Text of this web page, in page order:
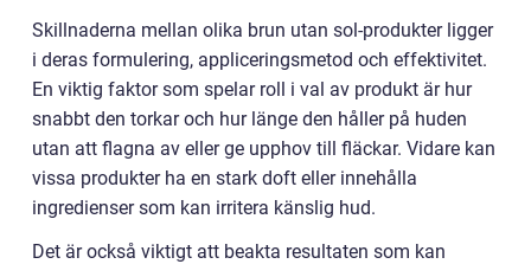
Skillnaderna mellan olika brun utan sol-produkter ligger
i deras formulering, appliceringsmetod och effektivitet.
En viktig faktor som spelar roll i val av produkt är hur
snabbt den torkar och hur länge den håller på huden
utan att flagna av eller ge upphov till fläckar. Vidare kan
vissa produkter ha en stark doft eller innehålla
ingredienser som kan irritera känslig hud.
Det är också viktigt att beakta resultaten som kan